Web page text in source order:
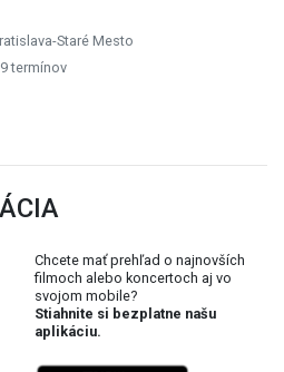
Staré Mesto
termínov
Chcete mať prehľad o najnovších
filmoch alebo koncertoch aj vo
svojom mobile?
Stiahnite si bezplatne našu
aplikáciu.